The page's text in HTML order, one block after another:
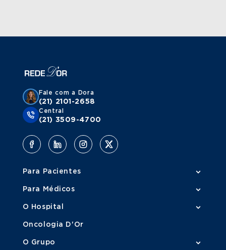
Fale com a Dora
(21) 2101-2658
Central
(21) 3509-4700
Para Pacientes
Para Médicos
O Hospital
Oncologia D'Or
O Grupo